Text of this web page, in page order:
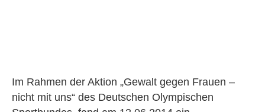
Im Rahmen der Aktion „Gewalt gegen Frauen –
nicht mit uns“ des Deutschen Olympischen